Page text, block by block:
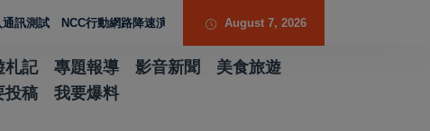
行動網路降速演練驗證國家通訊防護能力 台南水土保持服務團提升專業
August 7, 2026
札記 專題報導 影音新聞
美食旅遊
投稿 我要爆料